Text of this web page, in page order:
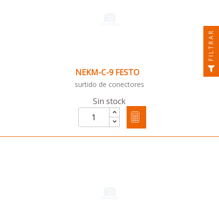
NEKM-C-9 FESTO
surtido de conectores
Sin stock
FILTRAR